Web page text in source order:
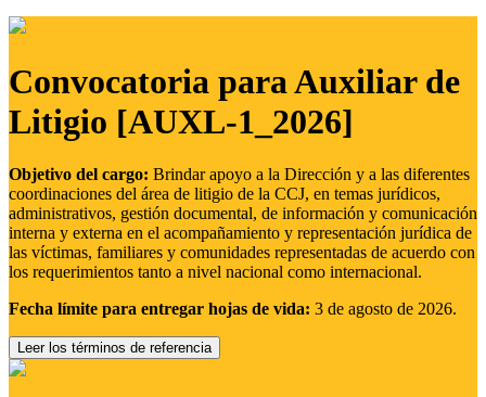
Convocatoria para Auxiliar de
Litigio [AUXL-1_2026]
Objetivo del cargo: Brindar apoyo a la Dirección y a las diferentes
coordinaciones del área de litigio de la CCJ, en temas jurídicos,
administrativos, gestión documental, de información y comunicación
interna y externa en el acompañamiento y representación jurídica de
las víctimas, familiares y comunidades representadas de acuerdo con
los requerimientos tanto a nivel nacional como internacional.
Fecha límite para entregar hojas de vida: 3 de agosto de 2026.
Leer los términos de referencia